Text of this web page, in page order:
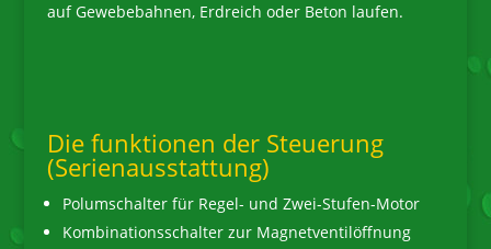
auf Gewebebahnen, Erdreich oder Beton laufen.
Die funktionen der Steuerung
(Serienausstattung)
Polumschalter für Regel- und Zwei-Stufen-Motor
Kombinationsschalter zur Magnetventilöffnung